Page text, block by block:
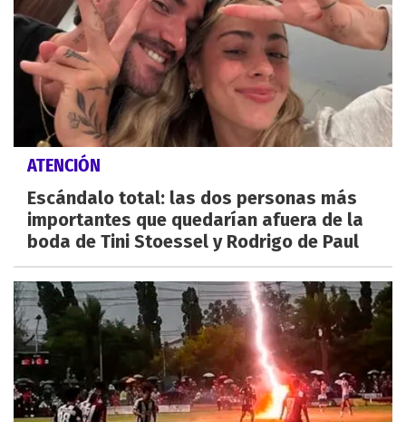
ATENCIÓN
Escándalo total: las dos personas más
importantes que quedarían afuera de la
boda de Tini Stoessel y Rodrigo de Paul